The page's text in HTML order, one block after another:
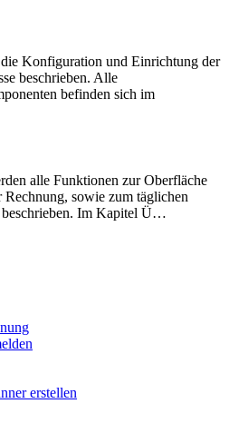
Konfiguration und Einrichtung der
beschrieben. Alle
befinden sich im
alle Funktionen zur Oberfläche
Rechnung, sowie zum täglichen
beschrieben. Im Kapitel Ü…
erstellen